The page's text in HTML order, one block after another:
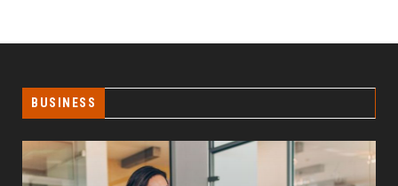
BUSINESS